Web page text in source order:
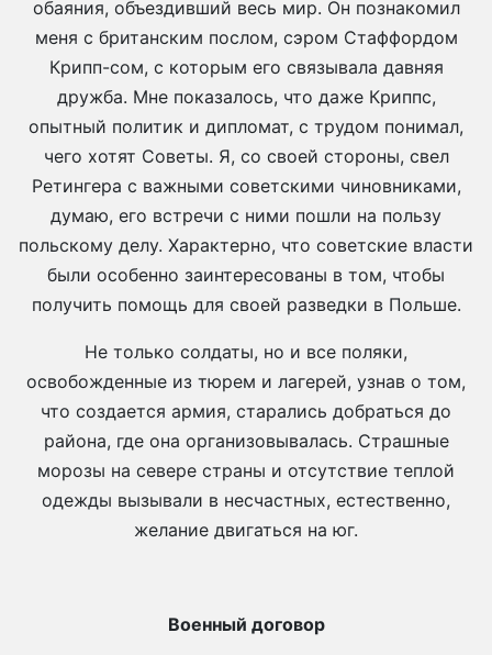
обаяния, объездивший весь мир. Он познакомил
меня с британским послом, сэром Стаффордом
Крипп-сом, с которым его связывала давняя
дружба. Мне показалось, что даже Криппс,
опытный политик и дипломат, с трудом понимал,
чего хотят Советы. Я, со своей стороны, свел
Ретингера с важными советскими чиновниками,
думаю, его встречи с ними пошли на пользу
польскому делу. Характерно, что советские власти
были особенно заинтересованы в том, чтобы
получить помощь для своей разведки в Польше.
Не только солдаты, но и все поляки,
освобожденные из тюрем и лагерей, узнав о том,
что создается армия, старались добраться до
района, где она организовывалась. Страшные
морозы на севере страны и отсутствие теплой
одежды вызывали в несчастных, естественно,
желание двигаться на юг.
Военный договор